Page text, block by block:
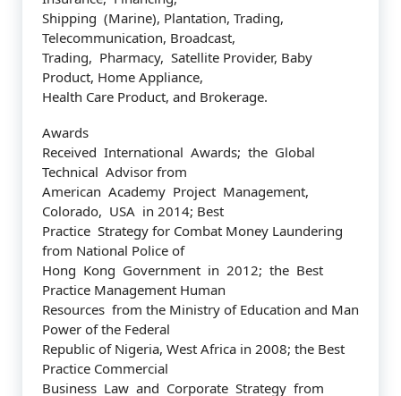
Shipping (Marine), Plantation, Trading,
Telecommunication, Broadcast,
Trading, Pharmacy, Satellite Provider, Baby
Product, Home Appliance,
Health Care Product, and Brokerage.
Awards
Received International Awards; the Global
Technical Advisor from
American Academy Project Management,
Colorado, USA in 2014; Best
Practice Strategy for Combat Money Laundering
from National Police of
Hong Kong Government in 2012; the Best
Practice Management Human
Resources from the Ministry of Education and Man
Power of the Federal
Republic of Nigeria, West Africa in 2008; the Best
Practice Commercial
Business Law and Corporate Strategy from